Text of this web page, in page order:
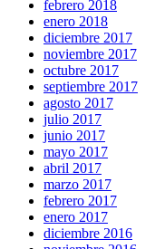
febrero 2018
enero 2018
diciembre 2017
noviembre 2017
octubre 2017
septiembre 2017
agosto 2017
julio 2017
junio 2017
mayo 2017
abril 2017
marzo 2017
febrero 2017
enero 2017
diciembre 2016